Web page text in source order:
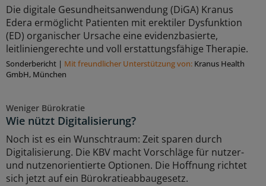
Die digitale Gesundheitsanwendung (DiGA) Kranus
Edera ermöglicht Patienten mit erektiler Dysfunktion
(ED) organischer Ursache eine evidenzbasierte,
leitliniengerechte und voll erstattungsfähige Therapie.
Sonderbericht | Mit freundlicher Unterstützung von: Kranus Health
GmbH, München
Weniger Bürokratie
Wie nützt Digitalisierung?
Noch ist es ein Wunschtraum: Zeit sparen durch
Digitalisierung. Die KBV macht Vorschläge für nutzer-
und nutzenorientierte Optionen. Die Hoffnung richtet
sich jetzt auf ein Bürokratieabbaugesetz.